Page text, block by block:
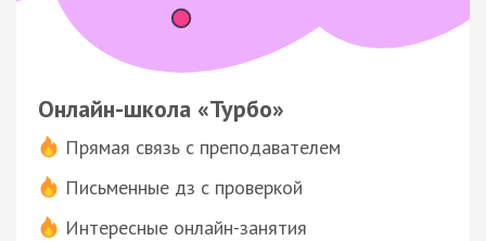
Онлайн-школа «Турбо»
Прямая связь с преподавателем
Письменные дз с проверкой
Интересные онлайн-занятия